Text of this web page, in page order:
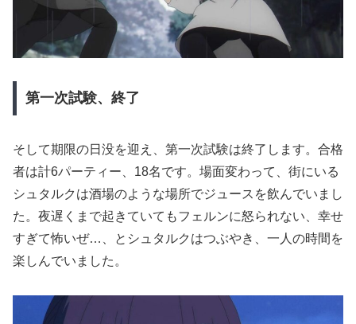
第一次試験、終了
そして期限の日没を迎え、第一次試験は終了します。合格
者は計6パーティー、18名です。場面変わって、街にいる
シュタルクは酒場のような場所でジュースを飲んでいまし
た。夜遅くまで起きていてもフェルンに怒られない、幸せ
すぎて怖いぜ…、とシュタルクはつぶやき、一人の時間を
楽しんでいました。